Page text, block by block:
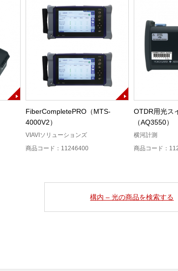
FiberCompletePRO（MTS-
4000V2）
VIAVIソリューションズ
商品コード：11246400
OTDR用光ス
（AQ3550）
横河計測
商品コード：
構内 – 光の商品を検索する